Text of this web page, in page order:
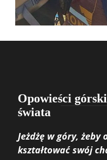
Opowieści
świata
Jeżdżę w góry,
kształtować swój